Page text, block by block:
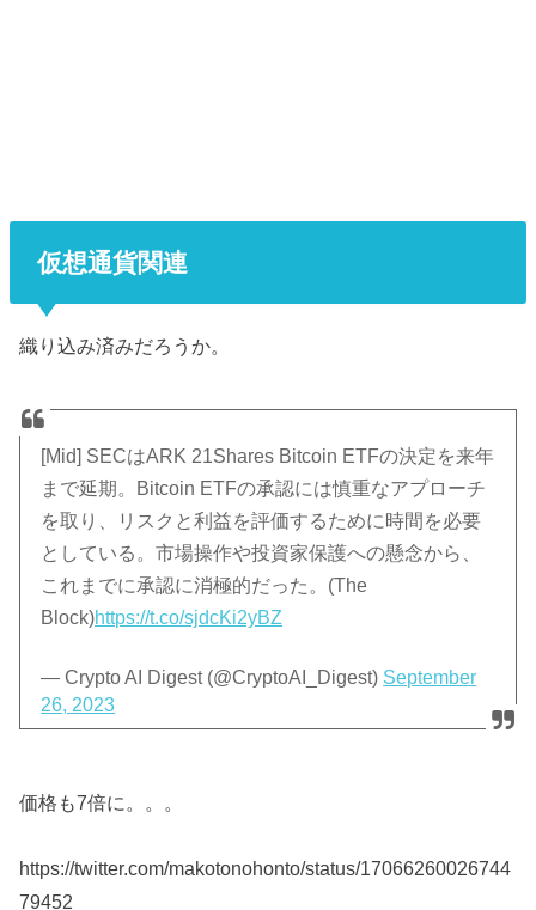
仮想通貨関連
織り込み済みだろうか。
[Mid] SECはARK 21Shares Bitcoin ETFの決定を来年
まで延期。Bitcoin ETFの承認には慎重なアプローチ
を取り、リスクと利益を評価するために時間を必要
としている。市場操作や投資家保護への懸念から、
これまでに承認に消極的だった。(The
Block)https://t.co/sjdcKi2yBZ
— Crypto AI Digest (@CryptoAI_Digest) September
26, 2023
価格も7倍に。。。
https://twitter.com/makotonohonto/status/17066260026744
79452